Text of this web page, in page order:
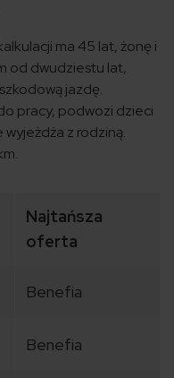
ma 45 lat, żonę i
od dwudziestu lat,
jazdę.
pracy, podwozi dzieci
wyjeżdża z rodziną.
Najtańsza
oferta
Benefia
Benefia